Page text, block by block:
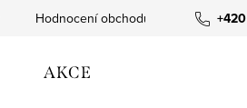
Hodnocení obchodu
AKCE